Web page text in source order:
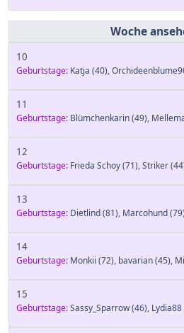
10
Geburtstage: Katja (40),
11
Geburtstage: Blümchenkarin(49),
12
Geburtstage: Frieda Schoy(71),Striker
13
Geburtstage: Dietlind(81), Marcohund(79)
14
Geburtstage: Monkii (72), bavarian(45),
15
Geburtstage:Sassy_Sparrow(46), Lydia88